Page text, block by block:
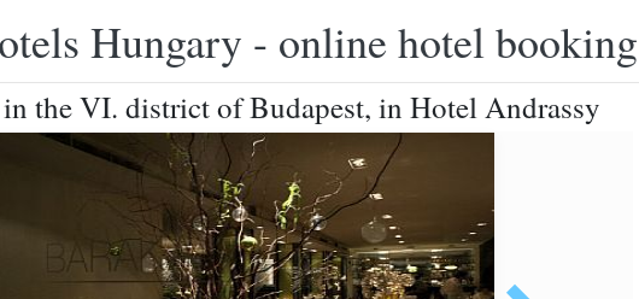
Hungary - online hotel
the VI. district of Budapest, in Hotel Andrassy